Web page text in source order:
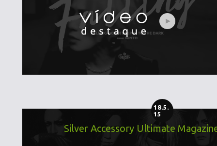
18.5.
15
Silver Accessory Ultimate